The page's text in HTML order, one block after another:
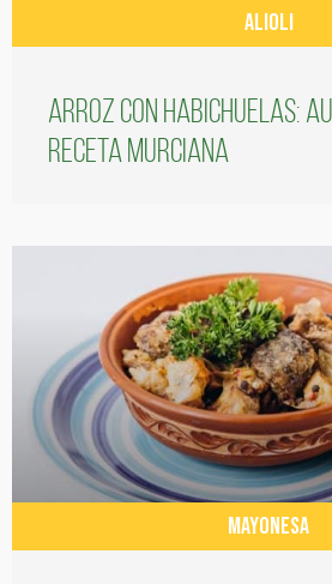
ALIOLI
Arroz con habichuelas:
receta murciana
MAYONESA